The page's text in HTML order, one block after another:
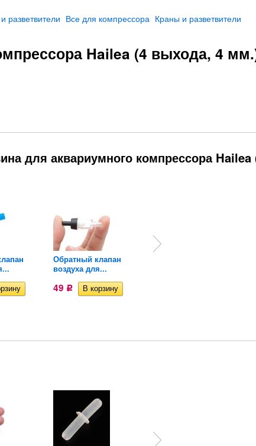
разветвители Все для компрессора Краны и разветвители
Hailea (4 выхода, 4
для аквариумного компрессора Hailea
Обратный клапан
воздуха для...
49 Р